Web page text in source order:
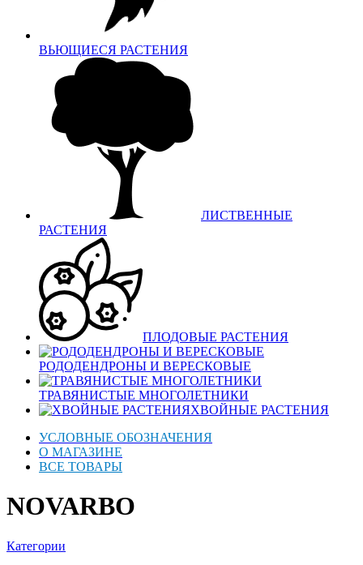
ВЬЮЩИЕСЯ РАСТЕНИЯ
ЛИСТВЕННЫЕ
РАСТЕНИЯ
ПЛОДОВЫЕ РАСТЕНИЯ
РОДОДЕНДРОНЫ И ВЕРЕСКОВЫЕ
ТРАВЯНИСТЫЕ МНОГОЛЕТНИКИ
ХВОЙНЫЕ РАСТЕНИЯ
УСЛОВНЫЕ ОБОЗНАЧЕНИЯ
О МАГАЗИНЕ
ВСЕ ТОВАРЫ
NOVARBO
Категории